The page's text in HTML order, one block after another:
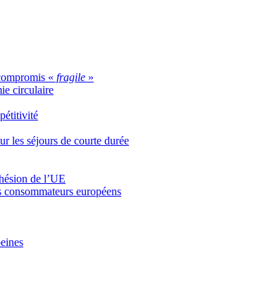
« fragile »
circulaire
les séjours de courte durée
de l’UE
européens